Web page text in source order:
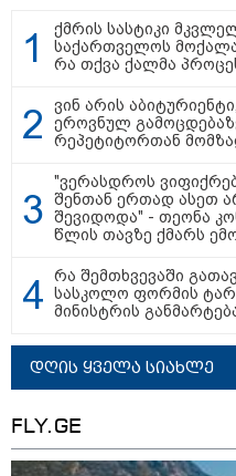
მნიშვნელოვანი
ქმრის სასტიკი
საქართველოს
რა თქვა ქალმა
ვინ არის
ეროვნულ
რეპეტიტორთან
"ვერასდროს
შენთან ერთად ასეთ
შევიდოდა" - თეონა
წლის თავზე ქმარს
რა შემთხვევაში
სასკოლო ფორმის
მინისტრის
დღის ყველა სიახლე
FLY.GE